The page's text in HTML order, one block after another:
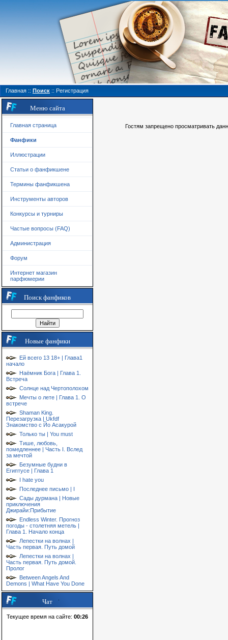
Главная :: Поиск :: Регистрация
Меню сайта
Главная страница
Фанфики
Иллюстрации
Статьи о фанфикшене
Термины фанфикшена
Инструменты авторов
Конкурсы и турниры
Частые вопросы (FAQ)
Администрация
Форум
Интернет магазин
парфюмерии
Поиск фанфиков
Новые фанфики
Ей всего 13 18+ | Глава1
начало
Наёмник Бога | Глава 1.
Встреча
Солнце над Чертополохом
Мечты о лете | Глава 1. О
встрече
Shaman King.
Перезагрузка | Ukfdf
Знакомство с Йо Асакурой
Только ты | You must
Тише, любовь,
помедленнее | Часть I. Вслед
за мечтой
Безумные будни в
Египтусе | Глава 1
I hate you
Последнее письмо | I
Сады дурмана | Новые
приключения
Джирайи:Прибытие
Endless Winter. Прогноз
погоды - столетняя метель |
Глава 1. Начало конца
Лепестки на волнах |
Часть первая. Путь домой
Лепестки на волнах |
Часть первая. Путь домой.
Пролог
Between Angels And
Demons | What Have You Done
Чат
Текущее время на сайте: 00:26
Гостям запрещено просматривать